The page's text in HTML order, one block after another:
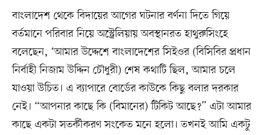
বাংলাদেশ থেকে বিদায়ের আগের ঘটনার বর্ণনা দিতে গিয়ে
বর্তমানে পরিবার নিয়ে অস্ট্রেলিয়ায় অবস্থানরত হাথুরুসিংহে
বলেছেন, ‘আমার উদ্দেশে বাংলাদেশের সিইওর (বিসিবির প্রধান
নির্বাহী নিজাম উদ্দিন চৌধুরী) শেষ কথাটি ছিল, আমার চলে
যাওয়া উচিত। এ ব্যাপারে বোর্ডের কাউকে কিছু বলার দরকার
নেই। “আপনার কাছে কি (বিমানের) টিকিট আছে?” এটা আমার
কাছে একটা সতর্কীকরণ সংকেত মনে হলো। তখনই আমি একটু